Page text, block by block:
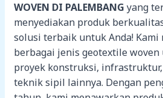
WOVEN DI PALEMBANG yang
menyediakan produk
solusi terbaik untuk Anda! Kami
berbagai jenis geotextile
proyek konstruksi,
teknik sipil lainnya. Dengan